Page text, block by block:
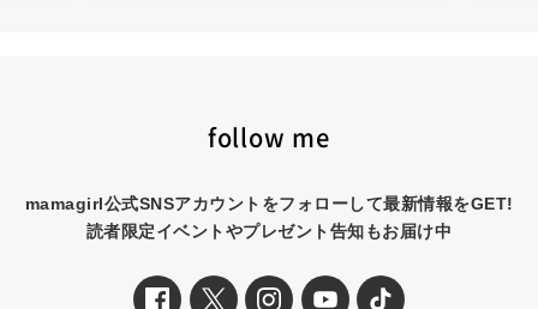
follow me
mamagirl公式SNSアカウントをフォローして最新情報をGET!
読者限定イベントやプレゼント告知もお届け中